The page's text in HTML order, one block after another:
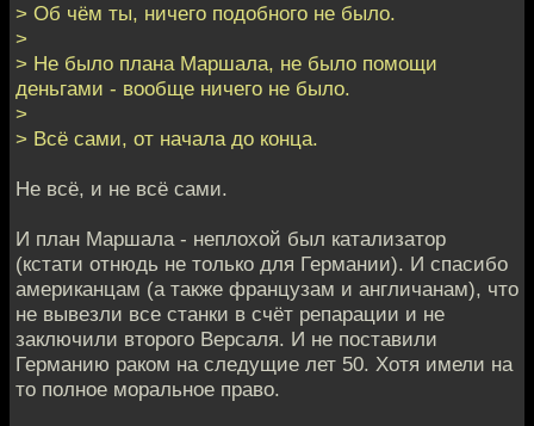
> Об чём ты, ничего подобного не было.
>
> Не было плана Маршала, не было помощи
деньгами - вообще ничего не было.
>
> Всё сами, от начала до конца.
Не всё, и не всё сами.
И план Маршала - неплохой был катализатор
(кстати отнюдь не только для Германии). И спасибо
американцам (а также французам и англичанам), что
не вывезли все станки в счёт репарации и не
заключили второго Версаля. И не поставили
Германию раком на следущие лет 50. Хотя имели на
то полное моральное право.